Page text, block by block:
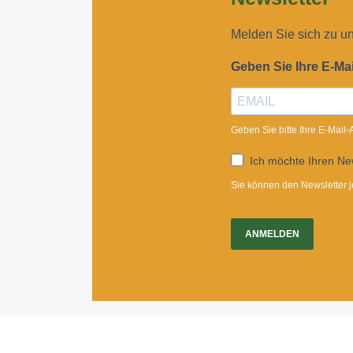
Melden Sie sich zu
Geben Sie Ihre E-
Geben Sie bitte Ihre E-Mail-
Ich möchte Ihren
Sie können den Newsletter
ANMELDEN